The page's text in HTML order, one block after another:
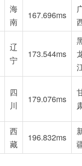
海
南
167.696ms
辽
宁
173.544ms
四
川
179.076ms
西
藏
196.832ms